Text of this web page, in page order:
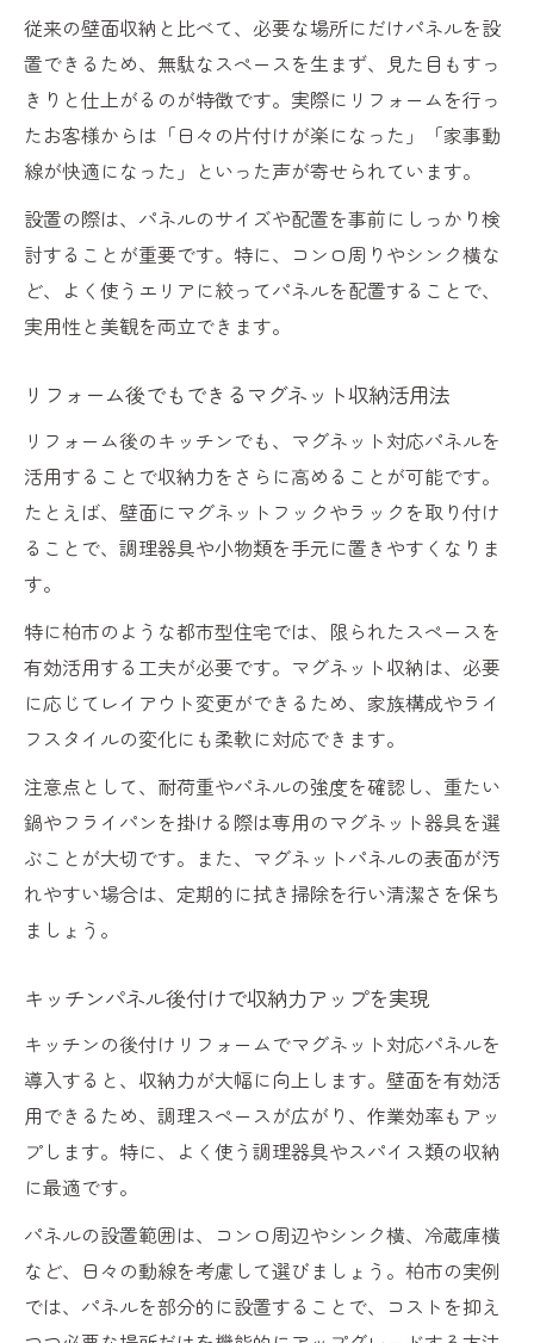
従来の壁面収納と比べて、必要な場所にだけパネルを設
置できるため、無駄なスペースを生まず、見た目もすっ
きりと仕上がるのが特徴です。実際にリフォームを行っ
たお客様からは「日々の片付けが楽になった」「家事動
線が快適になった」といった声が寄せられています。
設置の際は、パネルのサイズや配置を事前にしっかり検
討することが重要です。特に、コンロ周りやシンク横な
ど、よく使うエリアに絞ってパネルを配置することで、
実用性と美観を両立できます。
リフォーム後でもできるマグネット収納活用法
リフォーム後のキッチンでも、マグネット対応パネルを
活用することで収納力をさらに高めることが可能です。
たとえば、壁面にマグネットフックやラックを取り付け
ることで、調理器具や小物類を手元に置きやすくなりま
す。
特に柏市のような都市型住宅では、限られたスペースを
有効活用する工夫が必要です。マグネット収納は、必要
に応じてレイアウト変更ができるため、家族構成やライ
フスタイルの変化にも柔軟に対応できます。
注意点として、耐荷重やパネルの強度を確認し、重たい
鍋やフライパンを掛ける際は専用のマグネット器具を選
ぶことが大切です。また、マグネットパネルの表面が汚
れやすい場合は、定期的に拭き掃除を行い清潔さを保ち
ましょう。
キッチンパネル後付けで収納力アップを実現
キッチンの後付けリフォームでマグネット対応パネルを
導入すると、収納力が大幅に向上します。壁面を有効活
用できるため、調理スペースが広がり、作業効率もアッ
プします。特に、よく使う調理器具やスパイス類の収納
に最適です。
パネルの設置範囲は、コンロ周辺やシンク横、冷蔵庫横
など、日々の動線を考慮して選びましょう。柏市の実例
では、パネルを部分的に設置することで、コストを抑え